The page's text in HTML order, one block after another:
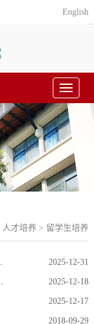
English
Toggle
人才培养 > 留学生培养
2025-12-31
2025-12-18
2025-12-17
2018-09-29